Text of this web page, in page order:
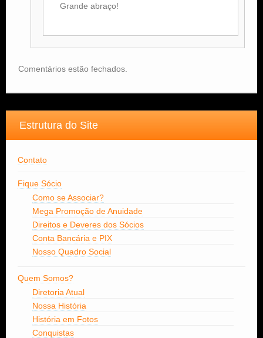
Grande abraço!
Comentários estão fechados.
Estrutura do Site
Contato
Fique Sócio
Como se Associar?
Mega Promoção de Anuidade
Direitos e Deveres dos Sócios
Conta Bancária e PIX
Nosso Quadro Social
Quem Somos?
Diretoria Atual
Nossa História
História em Fotos
Conquistas